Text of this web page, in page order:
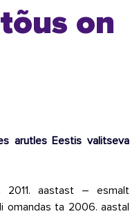
on
arutles Eestis valitseva
2011. aastast – esmalt
omandas ta 2006. aastal